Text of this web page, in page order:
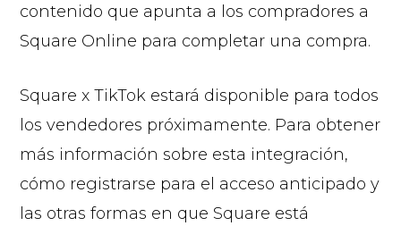
contenido que apunta a los compradores a
Square Online para completar una compra.
Square x TikTok estará disponible para todos
los vendedores próximamente. Para obtener
más información sobre esta integración,
cómo registrarse para el acceso anticipado y
las otras formas en que Square está